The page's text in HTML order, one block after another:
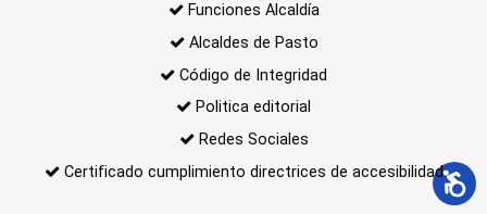
Funciones Alcaldía
Alcaldes de Pasto
Código de Integridad
Politica editorial
Redes Sociales
Certificado cumplimiento directrices de accesibilidad